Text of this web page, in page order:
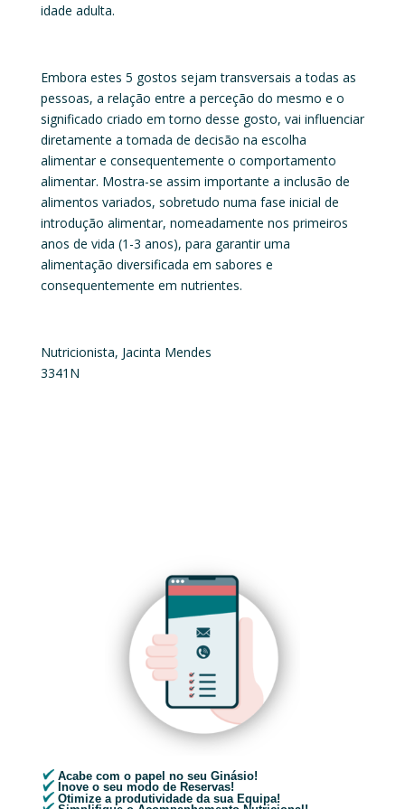
idade adulta.
Embora estes 5 gostos sejam transversais a todas as
pessoas, a relação entre a perceção do mesmo e o
significado criado em torno desse gosto, vai influenciar
diretamente a tomada de decisão na escolha
alimentar e consequentemente o comportamento
alimentar. Mostra-se assim importante a inclusão de
alimentos variados, sobretudo numa fase inicial de
introdução alimentar, nomeadamente nos primeiros
anos de vida (1-3 anos), para garantir uma
alimentação diversificada em sabores e
consequentemente em nutrientes.
Nutricionista, Jacinta Mendes
3341N
Acabe com o papel no seu Ginásio!
Inove o seu modo de Reservas!
Otimize a produtividade da sua Equipa!